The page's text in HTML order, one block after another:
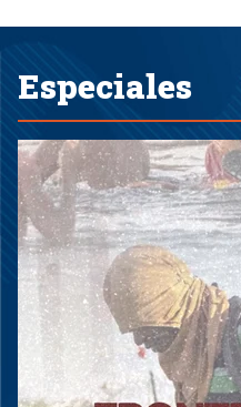
Especiales